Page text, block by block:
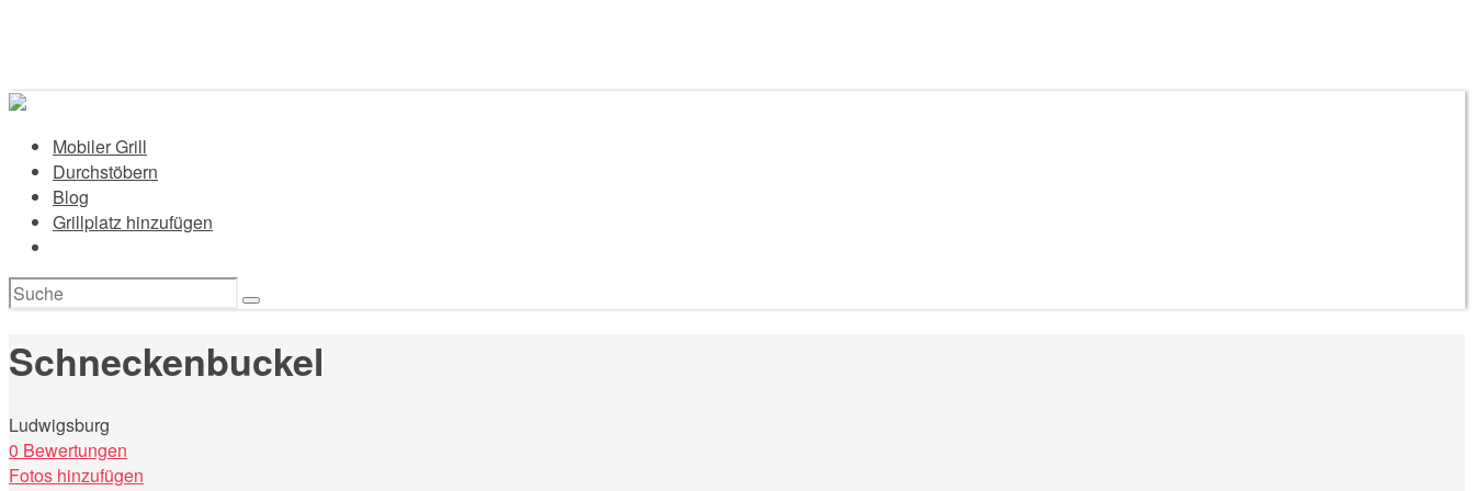
Mobiler Grill
Durchstöbern
Blog
Grillplatz hinzufügen
Suchen
nach:
Schneckenbuckel
Ludwigsburg
0 Bewertungen
Fotos hinzufügen